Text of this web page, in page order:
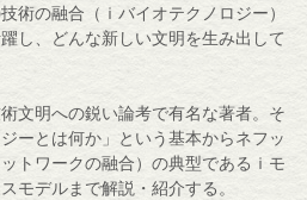
術の融合（ｉバイオテクノロジー）
し、どんな新しい文明を生み出して
文明への鋭い論考で有名な著者。そ
ーとは何か」という基本からネフッ
トワークの融合）の典型であるｉモ
モデルまで解説・紹介する。